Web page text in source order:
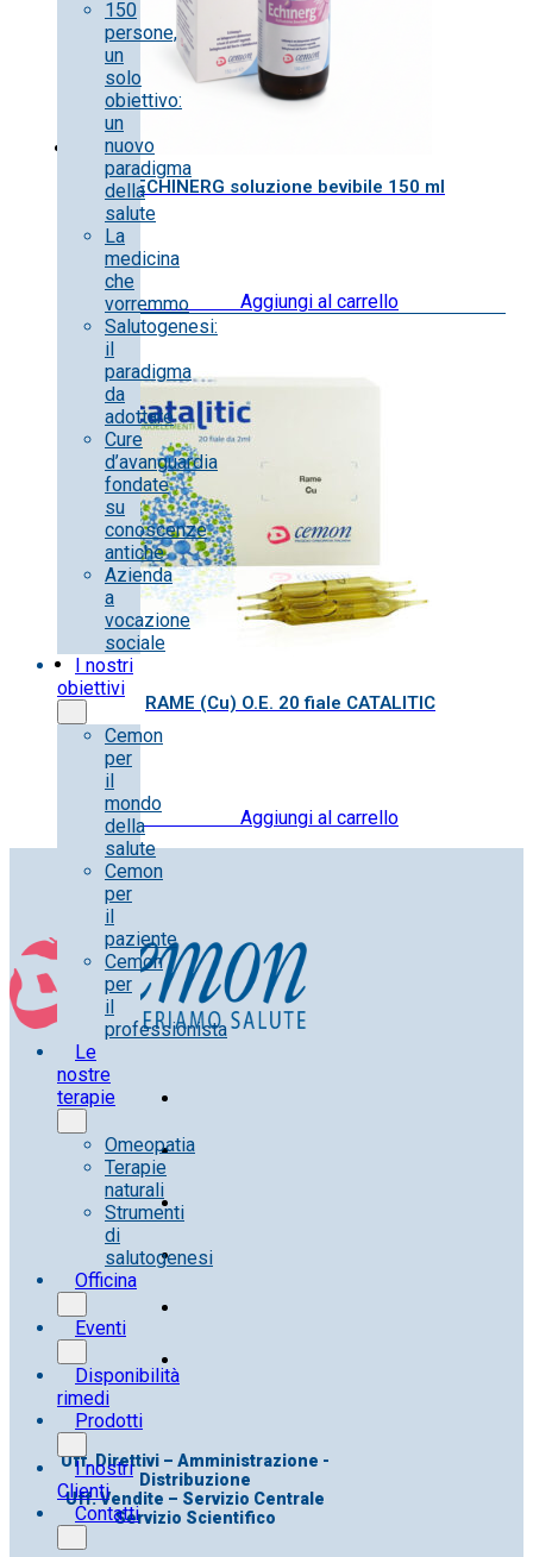
150
persone,
un
solo
obiettivo:
un
nuovo
paradigma
della
salute
La
medicina
che
vorremmo
Salutogenesi:
il
paradigma
da
adottare
Cure
d’avanguardia
fondate
su
conoscenze
antiche
Azienda
a
vocazione
sociale
I nostri
obiettivi
Cemon
per
il
mondo
della
salute
Cemon
per
il
paziente
Cemon
per
il
professionista
Le
nostre
terapie
Omeopatia
Terapie
naturali
Strumenti
di
salutogenesi
Officina
Eventi
Disponibilità
rimedi
Prodotti
I nostri
Clienti
Contatti
ECHINERG soluzione bevibile 150 ml
18.50€ IVA inclusa Aggiungi al carrello
RAME (Cu) O.E. 20 fiale CATALITIC
20.00€ IVA inclusa Aggiungi al carrello
Uff. Direttivi – Amministrazione -
Distribuzione
Uff. Vendite – Servizio Centrale
Servizio Scientifico